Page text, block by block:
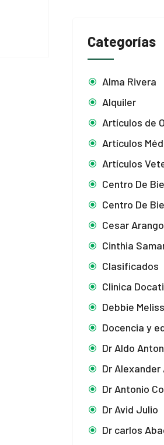
Categorías
Alma Rivera
Alquiler
Artículos de
Artículos
Artículos
Centro De
Centro De
Cesar Arango
Cinthia
Clasificados
Clinica Docati
Debbie
Docencia y
Dr Aldo
Dr Alexander
Dr Antonio
Dr Avid Julio
Dr carlos